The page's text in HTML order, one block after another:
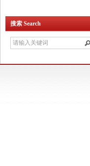
搜索 Search